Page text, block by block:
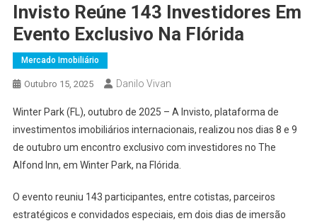
Invisto Reúne 143 Investidores Em
Evento Exclusivo Na Flórida
Mercado Imobiliário
Outubro 15, 2025 Danilo Vivan
Winter Park (FL), outubro de 2025 – A Invisto, plataforma de
investimentos imobiliários internacionais, realizou nos dias 8 e 9
de outubro um encontro exclusivo com investidores no The
Alfond Inn, em Winter Park, na Flórida.
O evento reuniu 143 participantes, entre cotistas, parceiros
estratégicos e convidados especiais, em dois dias de imersão